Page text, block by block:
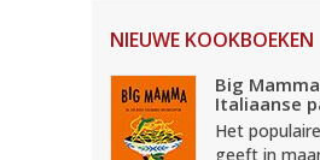
NIEUWE KOOKBOEKEN
Big
Italiaanse
Het
geeft in